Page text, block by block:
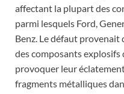
affectant la plupart des
parmi lesquels Ford,
Benz. Le défaut
des composants explosifs
provoquer leur
fragments métalliques